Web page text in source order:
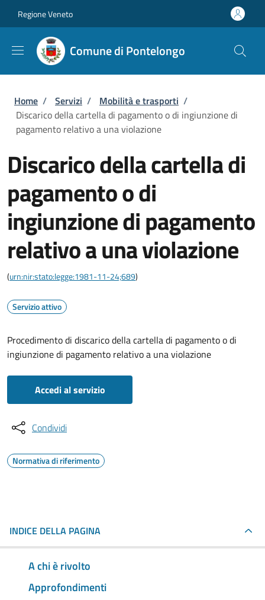
Regione Veneto
Comune di Pontelongo
Briciole di pane
Home / Servizi / Mobilità e trasporti /
Discarico della cartella di pagamento o di ingiunzione di
pagamento relativo a una violazione
Discarico della cartella di
pagamento o di
ingiunzione di pagamento
relativo a una violazione
(urn:nir:stato:legge:1981-11-24;689)
Servizio attivo
Procedimento di discarico della cartella di pagamento o di
ingiunzione di pagamento relativo a una violazione
Accedi al servizio
Condividi
Normativa di riferimento
INDICE DELLA PAGINA
A chi è rivolto
Approfondimenti